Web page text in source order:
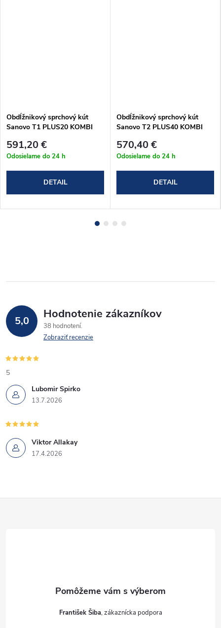
Obdĺžnikový sprchový kút
Sanovo T1 PLUS20 KOMBI
(T1P20K_9570C)
591,20 €
Odosielame do 24 h
DETAIL
Obdĺžnikový sprchový kút
Sanovo T2 PLUS40 KOMBI
(T2P40K_9570C)
570,40 €
Odosielame do 24 h
DETAIL
5,0 Hodnotenie zákazníkov
38 hodnotení
Zobraziť recenzie
Lubomir Spirko
13.7.2026
5
Viktor Allakay
17.4.2026
František Šiba